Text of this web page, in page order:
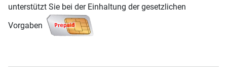
unterstützt Sie bei der Einhaltung der gesetzlichen
Vorgaben